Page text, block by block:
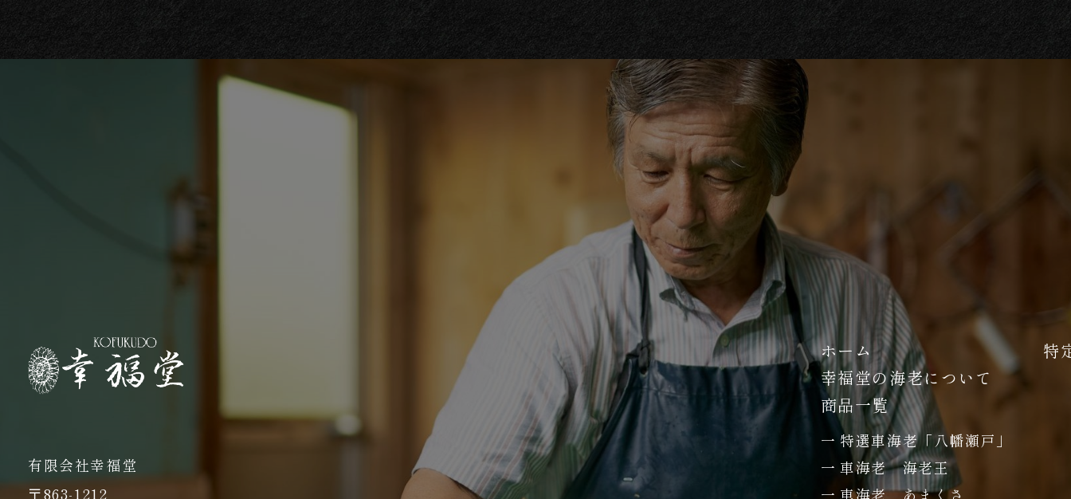
有限会社幸福堂
〒863-1212
ホーム
幸福堂の海老について
商品一覧
特選車海老「八幡瀬戸」
車海老 海老王
車海老 あまくさ
特